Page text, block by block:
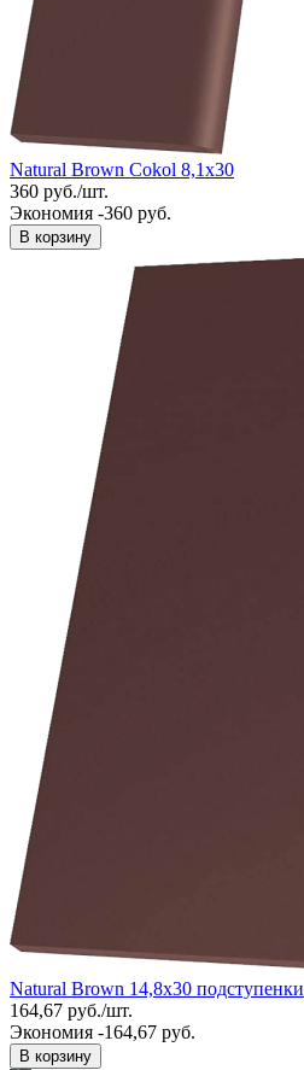
Natural Brown Cokol 8,1x30
360 руб./шт.
Экономия -360 руб.
В корзину
Natural Brown 14,8x30 подступенки
164,67 руб./шт.
Экономия -164,67 руб.
В корзину